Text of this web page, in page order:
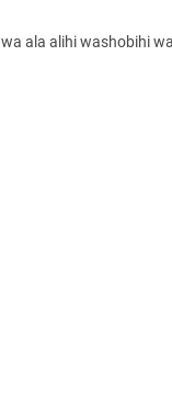
ala alihi washobihi